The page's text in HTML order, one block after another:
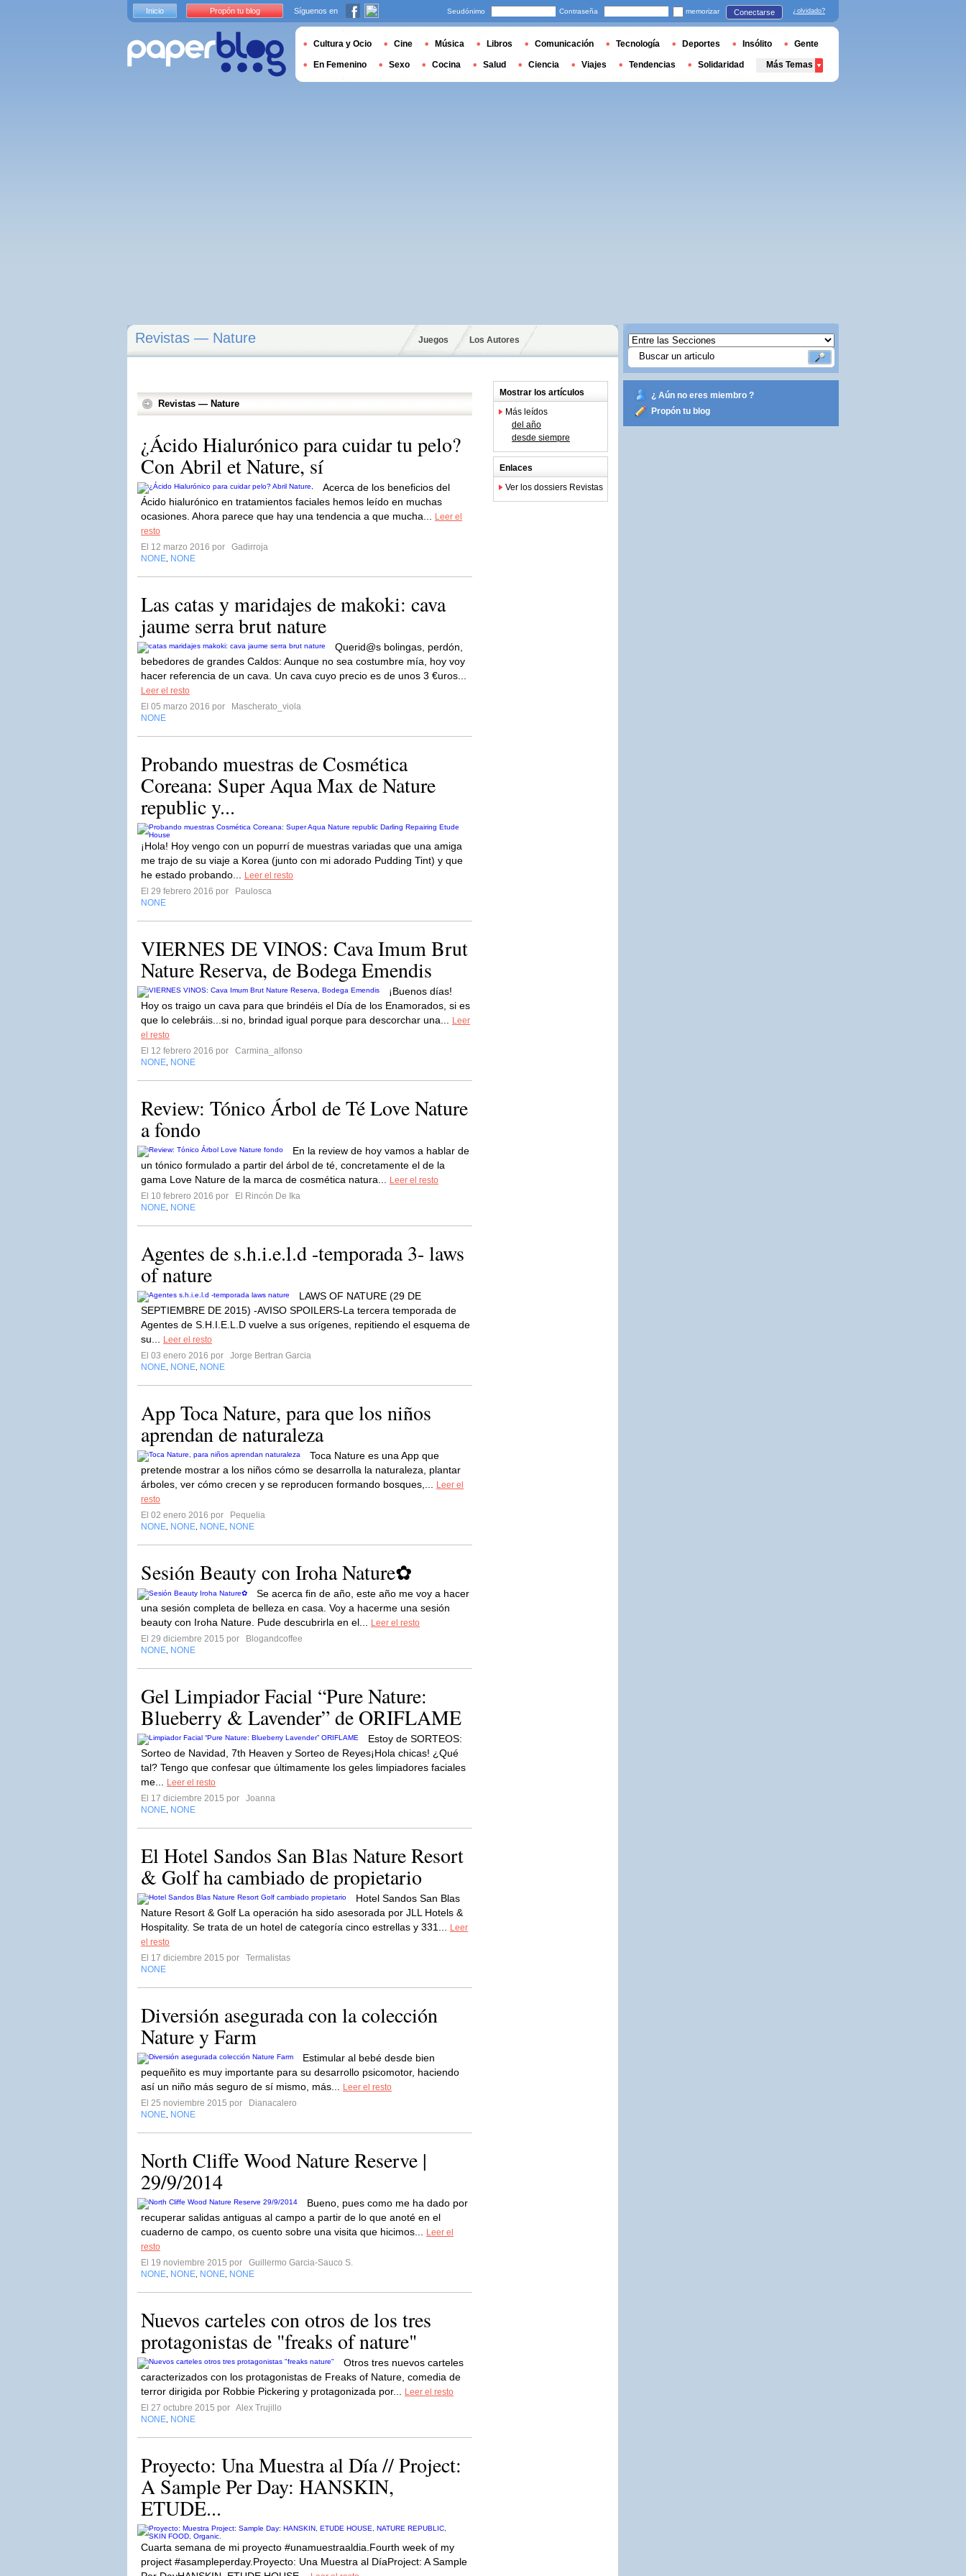
Revistas — Nature Juegos Los Autores
Revistas — Nature
¿Ácido Hialurónico para cuidar tu pelo?
Con Abril et Nature, sí
Acerca de los beneficios del
Ácido hialurónico en tratamientos faciales hemos leído en muchas
ocasiones. Ahora parece que hay una tendencia a que mucha...
Leer el
resto
El 12 marzo 2016 por
Gadirroja
NONE NONE
Las catas y maridajes de makoki: cava
jaume serra brut nature
Querid@s bolingas, perdón,
bebedores de grandes Caldos: Aunque no sea costumbre mía, hoy voy
hacer referencia de un cava. Un cava cuyo precio es de unos 3 €uros...
Leer el resto
El 05 marzo 2016 por
Mascherato_viola
NONE
Probando muestras de Cosmética
Coreana: Super Aqua Max de Nature
republic y...
¡Hola! Hoy vengo con un popurrí de muestras variadas que una amiga
me trajo de su viaje a Korea (junto con mi adorado Pudding Tint) y que
he estado probando...
Leer el resto
El 29 febrero 2016 por
Paulosca
NONE
VIERNES DE VINOS: Cava Imum Brut
Nature Reserva, de Bodega Emendis
¡Buenos días!
Hoy os traigo un cava para que brindéis el Día de los Enamorados, si es
que lo celebráis...si no, brindad igual porque para descorchar una...
Leer
el resto
El 12 febrero 2016 por
Carmina_alfonso
NONE NONE
Review: Tónico Árbol de Té Love Nature
a fondo
En la review de hoy vamos a hablar de
un tónico formulado a partir del árbol de té, concretamente el de la
gama Love Nature de la marca de cosmética natura...
Leer el resto
El 10 febrero 2016 por
El Rincón De Ika
NONE NONE
Agentes de s.h.i.e.l.d -temporada 3- laws
of nature
LAWS OF NATURE (29 DE
SEPTIEMBRE DE 2015) -AVISO SPOILERS-La tercera temporada de
Agentes de S.H.I.E.L.D vuelve a sus orígenes, repitiendo el esquema de
su...
Leer el resto
El 03 enero 2016 por
Jorge Bertran Garcia
NONE NONE NONE
App Toca Nature, para que los niños
aprendan de naturaleza
Toca Nature es una App que
pretende mostrar a los niños cómo se desarrolla la naturaleza, plantar
árboles, ver cómo crecen y se reproducen formando bosques,...
Leer el
resto
El 02 enero 2016 por
Pequelia
NONE NONE NONE NONE
Sesión Beauty con Iroha Nature✿
Se acerca fin de año, este año me voy a hacer
una sesión completa de belleza en casa. Voy a hacerme una sesión
beauty con Iroha Nature. Pude descubrirla en el...
Leer el resto
El 29 diciembre 2015 por
Blogandcoffee
NONE NONE
Gel Limpiador Facial “Pure Nature:
Blueberry & Lavender” de ORIFLAME
Estoy de SORTEOS:
Sorteo de Navidad, 7th Heaven y Sorteo de Reyes¡Hola chicas! ¿Qué
tal? Tengo que confesar que últimamente los geles limpiadores faciales
me...
Leer el resto
El 17 diciembre 2015 por
Joanna
NONE NONE
El Hotel Sandos San Blas Nature Resort
& Golf ha cambiado de propietario
Hotel Sandos San Blas
Nature Resort & Golf La operación ha sido asesorada por JLL Hotels &
Hospitality. Se trata de un hotel de categoría cinco estrellas y 331...
Leer
el resto
El 17 diciembre 2015 por
Termalistas
NONE
Diversión asegurada con la colección
Nature y Farm
Estimular al bebé desde bien
pequeñito es muy importante para su desarrollo psicomotor, haciendo
así un niño más seguro de sí mismo, más...
Leer el resto
El 25 noviembre 2015 por
Dianacalero
NONE NONE
North Cliffe Wood Nature Reserve |
29/9/2014
Bueno, pues como me ha dado por
recuperar salidas antiguas al campo a partir de lo que anoté en el
cuaderno de campo, os cuento sobre una visita que hicimos...
Leer el
resto
El 19 noviembre 2015 por
Guillermo Garcia-Sauco S.
NONE NONE NONE NONE
Nuevos carteles con otros de los tres
protagonistas de "freaks of nature"
Otros tres nuevos carteles
caracterizados con los protagonistas de Freaks of Nature, comedia de
terror dirigida por Robbie Pickering y protagonizada por...
Leer el resto
El 27 octubre 2015 por Alex Trujillo
NONE NONE
Proyecto: Una Muestra al Día // Project:
A Sample Per Day: HANSKIN,
ETUDE...
Cuarta semana de mi proyecto #unamuestraaldia.Fourth week of my
project #asampleperday.Proyecto: Una Muestra al DíaProject: A Sample
Mostrar los artículos
Más leídos
del año
desde siempre
Enlaces
Ver los dossiers Revistas
¿ Aún no eres miembro ?
Propón tu blog
Inicio Propón tu blog Síguenos en Seudónimo Contraseña memorizar Conectarse ¿olvidado?
Cultura y Ocio Cine Música Libros Comunicación Tecnología Deportes Insólito Gente
En Femenino Sexo Cocina Salud Ciencia Viajes Tendencias Solidaridad Más Temas